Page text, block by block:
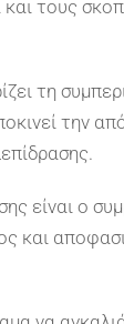
τους
τη
την
είναι ο
και